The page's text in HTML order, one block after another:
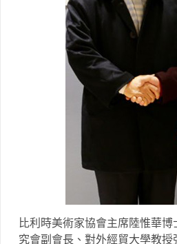
比利時美術家協會主席陸惟華
究會副會長、對外經貿大學教